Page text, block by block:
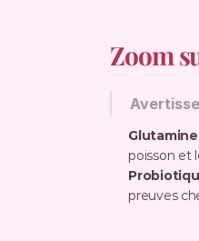
Zoom
Glutamine
poisson et
preuves